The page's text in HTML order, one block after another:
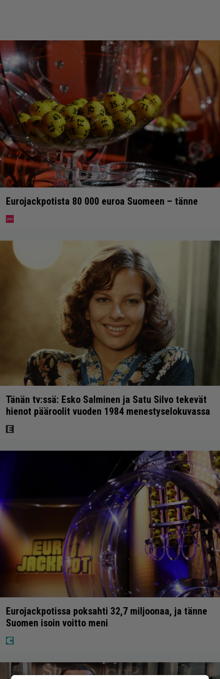
Eurojackpotista 80 000 euroa Suomeen – tänne
Tänän tv:ssä: Esko Salminen ja Satu Silvo tekevät
hienot pääroolit vuoden 1984 menestyselokuvassa
Eurojackpotissa poksahti 32,7 miljoonaa, ja tänne
Suomen isoin voitto meni